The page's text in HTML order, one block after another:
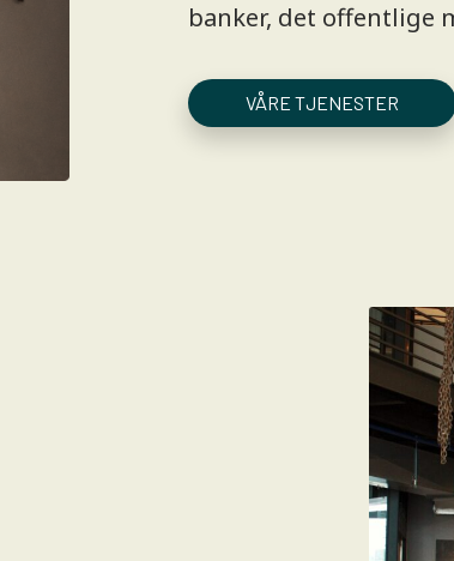
banker, det offentlige
VÅRE TJENESTER